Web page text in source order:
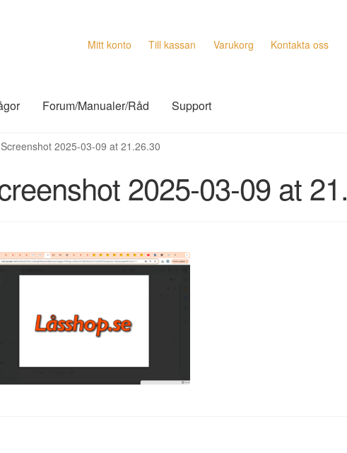
Mitt konto Till kassan Varukorg Kontakta oss
Forum/Manualer/Råd Support
Screenshot 2025-03-09 at 21.26.30
2025-03-09 at